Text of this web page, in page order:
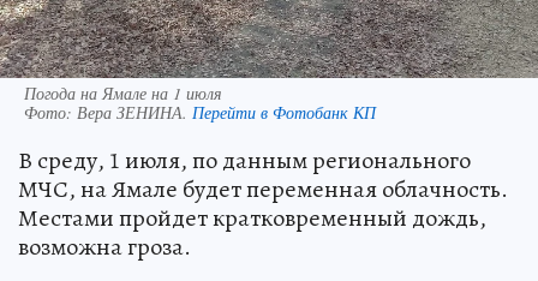
Погода на Ямале на 1 июля
Фото: Вера ЗЕНИНА. Перейти в Фотобанк КП
В среду, 1 июля, по данным регионального
МЧС, на Ямале будет переменная облачность.
Местами пройдет кратковременный дождь,
возможна гроза.